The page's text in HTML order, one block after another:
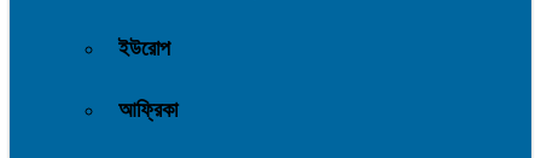
ইউরোপ
আফ্রিকা